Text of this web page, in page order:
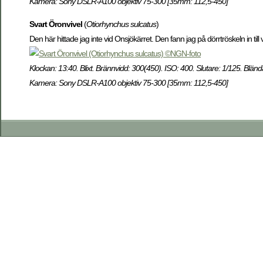
Svart Öronvivel(Otiorhynchus sulcatus)
Den här hittade jag inte vid Onsjökärret. Den fann jag på dörrtröskeln in till
Klockan: 13:40. Blixt. Brännvidd: 300(450). ISO: 400. Slutare: 1/125.
Kamera: Sony DSLR-A100 objektiv 75-300 [35mm: 112,5-450]